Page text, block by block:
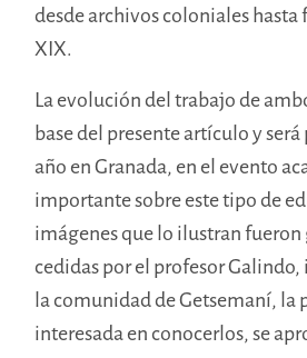
desde archivos coloniales hasta
XIX.
La evolución del trabajo de
base del presente artículo y
año en Granada, en el evento
importante sobre este tipo de
imágenes que lo ilustran
cedidas por el profesor
la comunidad de Getsemaní, la
interesada en conocerlos, se